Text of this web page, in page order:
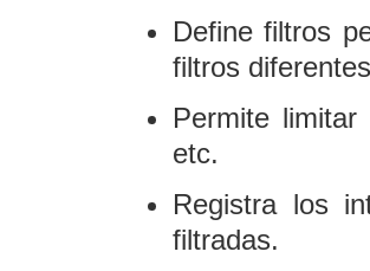
Define filtros
filtros
Permite
etc.
Registra los
filtradas.